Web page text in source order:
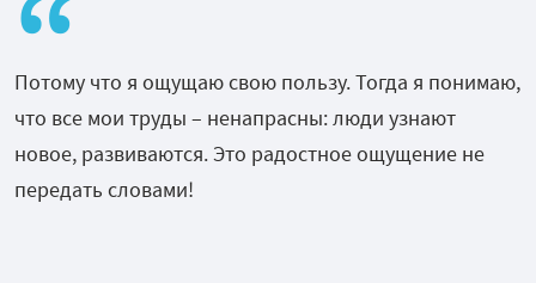
Потому что я ощущаю свою пользу. Тогда я понимаю,
что все мои труды – ненапрасны: люди узнают
новое, развиваются. Это радостное ощущение не
передать словами!